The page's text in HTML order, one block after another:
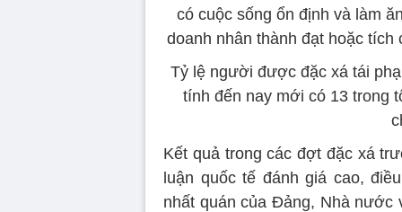
có cuộc sống ổn định và làm
doanh nhân thành đạt hoặc
Tỷ lệ người được đặc xá tái
tính đến nay mới có 13 trong
Kết quả trong các đợt đặc xá
luận quốc tế đánh giá cao,
nhất quán của Đảng, Nhà nước